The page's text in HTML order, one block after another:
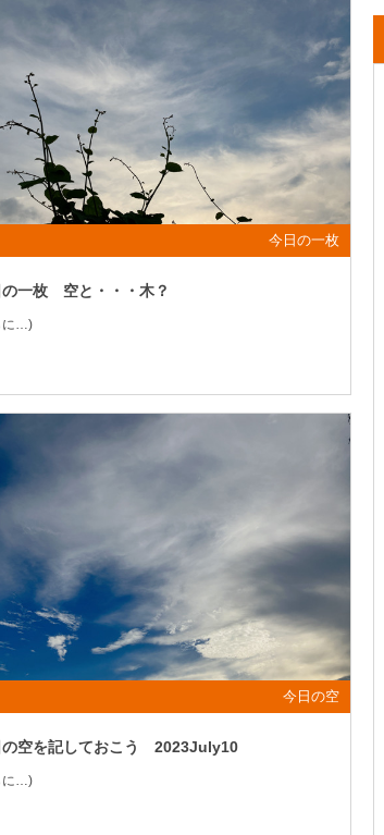
今日の一枚
の一枚 空と・・・木？
に…)
今日の空
の空を記しておこう 2023July10
に…)